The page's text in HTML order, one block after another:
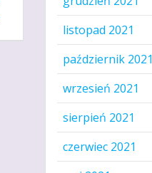
listopad 2021
październik 2021
wrzesień 2021
sierpień 2021
czerwiec 2021